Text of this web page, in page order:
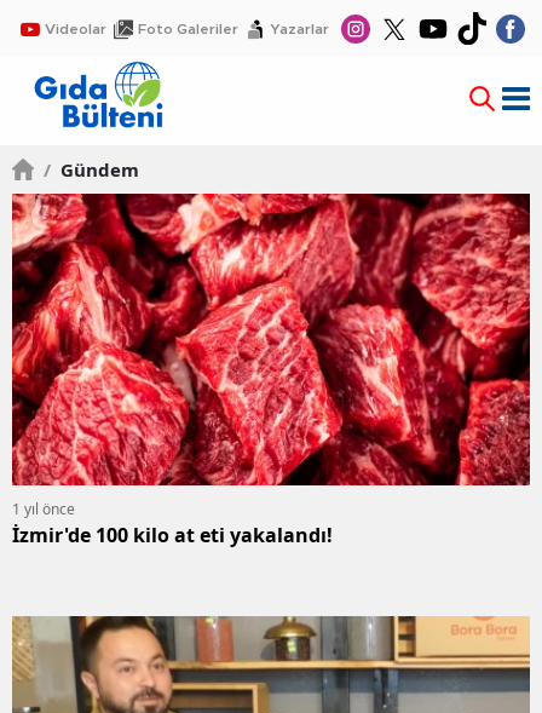
Videolar Foto Galeriler Yazarlar
/ Gündem
1 yıl önce
İzmir'de 100 kilo at eti yakalandı!